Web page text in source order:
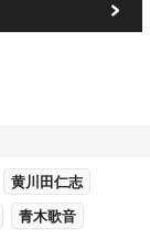
黄川田仁志
青木歌音